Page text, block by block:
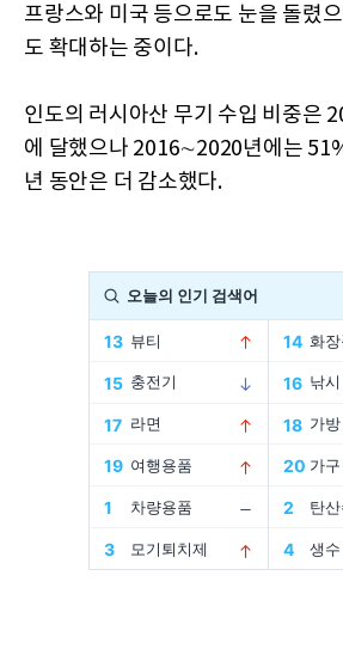
프랑스와 미국 등으로도 눈을 돌렸
도 확대하는 중이다.
인도의 러시아산 무기 수입 비중은
에 달했으나 2016∼2020년에는
년 동안은 더 감소했다.